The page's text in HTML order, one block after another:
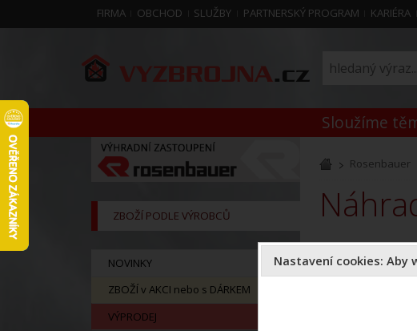
FIRMA OBCHOD SLUŽBY PARTNERSKÝ PROGRAM KARIÉRA
Sloužíme
ZBOŽÍ PODLE VÝROBCŮ
NOVINKY
ZBOŽÍ v AKCI nebo s DÁRKEM
VÝPRODEJ
Rosenbauer
Nastavení cookies: Aby